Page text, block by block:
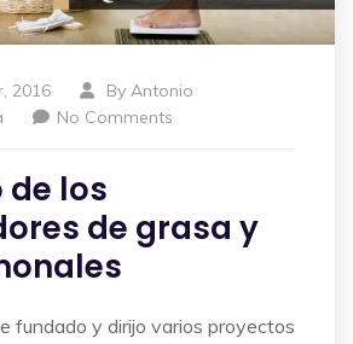
2016 By Antonio
No Comments
de los
de grasa y
fundado y dirijo varios proyectos